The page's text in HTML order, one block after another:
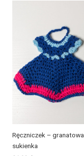
Ręczniczek – granatowa
sukienka